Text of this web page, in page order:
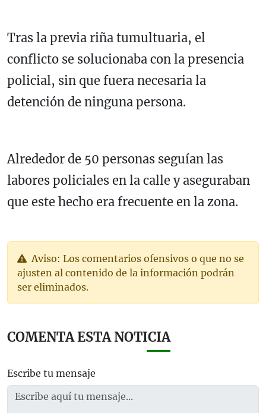
Tras la previa riña tumultuaria, el
conflicto se solucionaba con la presencia
policial, sin que fuera necesaria la
detención de ninguna persona.
Alrededor de 50 personas seguían las
labores policiales en la calle y aseguraban
que este hecho era frecuente en la zona.
Aviso: Los comentarios ofensivos o que no se
ajusten al contenido de la información podrán
ser eliminados.
COMENTA ESTA NOTICIA
Escribe tu mensaje